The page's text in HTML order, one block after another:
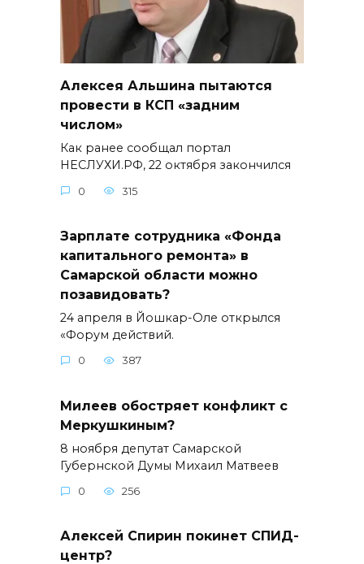
Алексея Альшина пытаются
провести в КСП «задним
числом»
Как ранее сообщал портал
НЕСЛУХИ.РФ, 22 октября закончился
0 315
Зарплате сотрудника «Фонда
капитального ремонта» в
Самарской области можно
позавидовать?
24 апреля в Йошкар-Оле открылся
«Форум действий.
0 387
Милеев обостряет конфликт с
Меркушкиным?
8 ноября депутат Самарской
Губернской Думы Михаил Матвеев
0 256
Алексей Спирин покинет СПИД-
центр?